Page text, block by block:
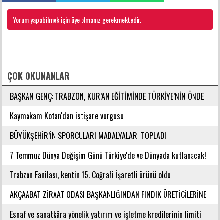
Yorum yapabilmek için üye olmanız gerekmektedir.
ÇOK OKUNANLAR
BAŞKAN GENÇ: TRABZON, KUR’AN EĞİTİMİNDE TÜRKİYE’NİN ÖNDE
GELEN ŞEHİRLERİNDENDİR
Kaymakam Kotan'dan istişare vurgusu
BÜYÜKŞEHİR’İN SPORCULARI MADALYALARI TOPLADI
7 Temmuz Dünya Değişim Günü Türkiye'de ve Dünyada kutlanacak!
Trabzon Fanilası, kentin 15. Coğrafi İşaretli ürünü oldu
AKÇAABAT ZİRAAT ODASI BAŞKANLIĞINDAN FINDIK ÜRETİCİLERİNE
AĞUSTOS AYI İÇİN UYARI!
Esnaf ve sanatkâra yönelik yatırım ve işletme kredilerinin limiti